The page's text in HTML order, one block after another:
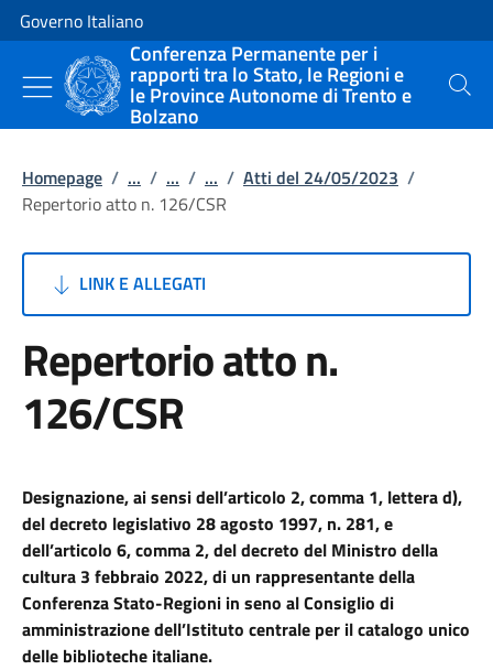
Vai al contenuto
Vai alla navigazione del sito
Governo Italiano
Conferenza Permanente per i
rapporti tra lo Stato, le Regioni e
le Province Autonome di Trento e
Bolzano
Cerca
Homepage / ... / ... / ... / Atti del 24/05/2023 /
Repertorio atto n. 126/CSR
LINK E ALLEGATI
Repertorio atto n.
126/CSR
Designazione, ai sensi dell’articolo 2, comma 1, lettera d),
del decreto legislativo 28 agosto 1997, n. 281, e
dell’articolo 6, comma 2, del decreto del Ministro della
cultura 3 febbraio 2022, di un rappresentante della
Conferenza Stato-Regioni in seno al Consiglio di
amministrazione dell’Istituto centrale per il catalogo unico
delle biblioteche italiane.